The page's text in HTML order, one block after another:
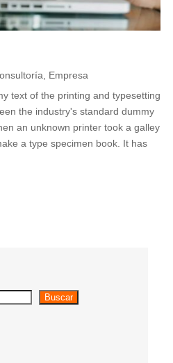
Empresa
text of the printing and typesetting
the industry's standard dummy
an unknown printer took a galley
a type specimen book. It has
Buscar